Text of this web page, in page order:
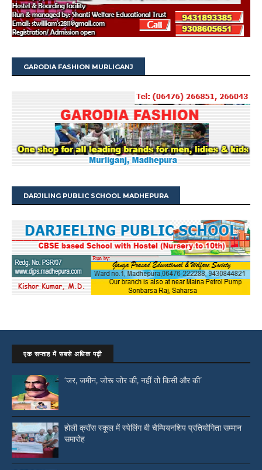
GARODIA FASHION MURLIGANJ
DARJILING PUBLIC SCHOOL MADHEPURA
एक सप्ताह में सबसे अधिक पढ़ी
‘जर, जमीन, जोरू जोर की, नहीं तो किसी और की’
होली क्रॉस स्कूल में स्पेलिंग बी चैम्पियनशिप प्रतियोगिता सम्मान
समारोह